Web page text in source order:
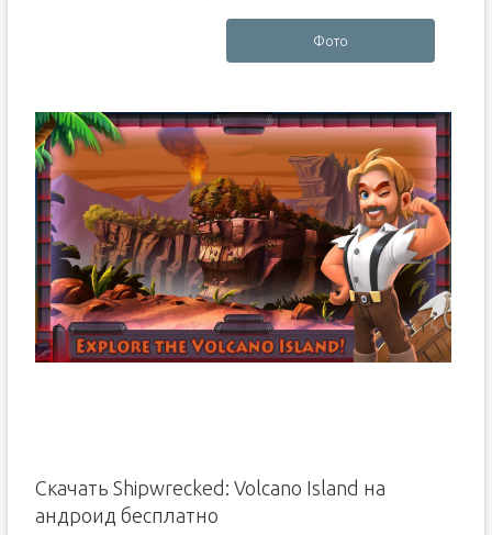
Фото
Скачать Shipwrecked: Volcano Island на
андроид бесплатно